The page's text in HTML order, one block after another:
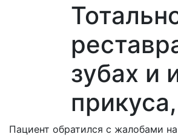
зубах и
Пациент обратился с жалобами